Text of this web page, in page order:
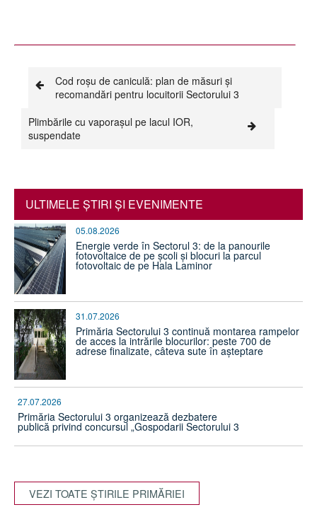
Cod roșu de caniculă: plan de măsuri și
recomandări pentru locuitorii Sectorului 3
Plimbările cu vaporașul pe lacul IOR,
suspendate
ULTIMELE ŞTIRI ŞI EVENIMENTE
05.08.2026
Energie verde în Sectorul 3: de la panourile
fotovoltaice de pe școli și blocuri la parcul
fotovoltaic de pe Hala Laminor
31.07.2026
Primăria Sectorului 3 continuă montarea rampelor
de acces la intrările blocurilor: peste 700 de
adrese finalizate, câteva sute în așteptare
27.07.2026
Primăria Sectorului 3 organizează dezbatere
publică privind concursul „Gospodarii Sectorului 3
VEZI TOATE ŞTIRILE PRIMĂRIEI